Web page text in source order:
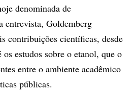
denominada de
entrevista, Goldemberg
contribuições científicas, desde
estudos sobre o etanol, que o
entre o ambiente acadêmico
públicas.